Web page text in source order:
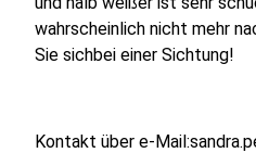
wahrscheinlich nicht mehr
Sie sichbei einer Sichtung!
Kontakt über e-